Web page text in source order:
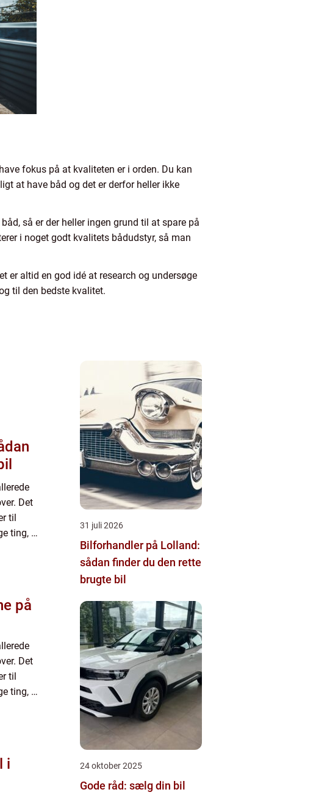
fokus på at kvaliteten er i orden. Du kan
at have båd og det er derfor heller ikke
så er der heller ingen grund til at spare på
i noget godt kvalitets bådudstyr, så man
er altid en god idé at research og undersøge
til den bedste kvalitet.
Det
til
ting, så
på
Det
til
ting, så
i
31 juli 2026
Bilforhandler på Lolland:
sådan finder du den rette
brugte bil
24 oktober 2025
Gode råd: sælg din bil